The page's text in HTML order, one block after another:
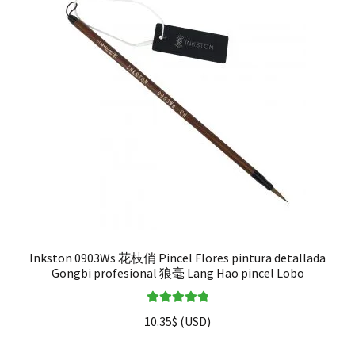
Inkston 0903Ws 花枝俏 Pincel Flores pintura detallada
Gongbi profesional 狼毫 Lang Hao pincel Lobo
5.00 de 5
10.35$ (USD)